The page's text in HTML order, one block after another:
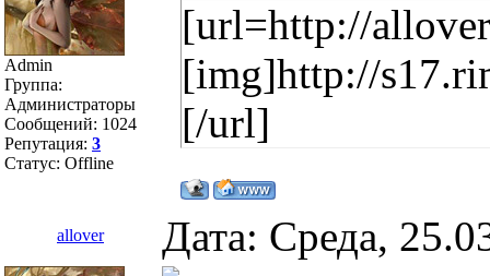
Admin
Группа:
Администраторы
Сообщений: 1024
Репутация: 3
Статус: Offline
[url=http://
[img]http://
[/url]
allover Дата: Среда,